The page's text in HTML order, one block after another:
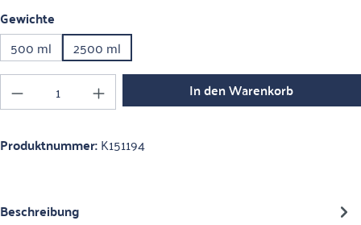
Gewichte
500 ml 2500 ml
Produkt Anzahl: Gib den gewünschten Wert
In den Warenkorb
Produktnummer:K151194
Beschreibung